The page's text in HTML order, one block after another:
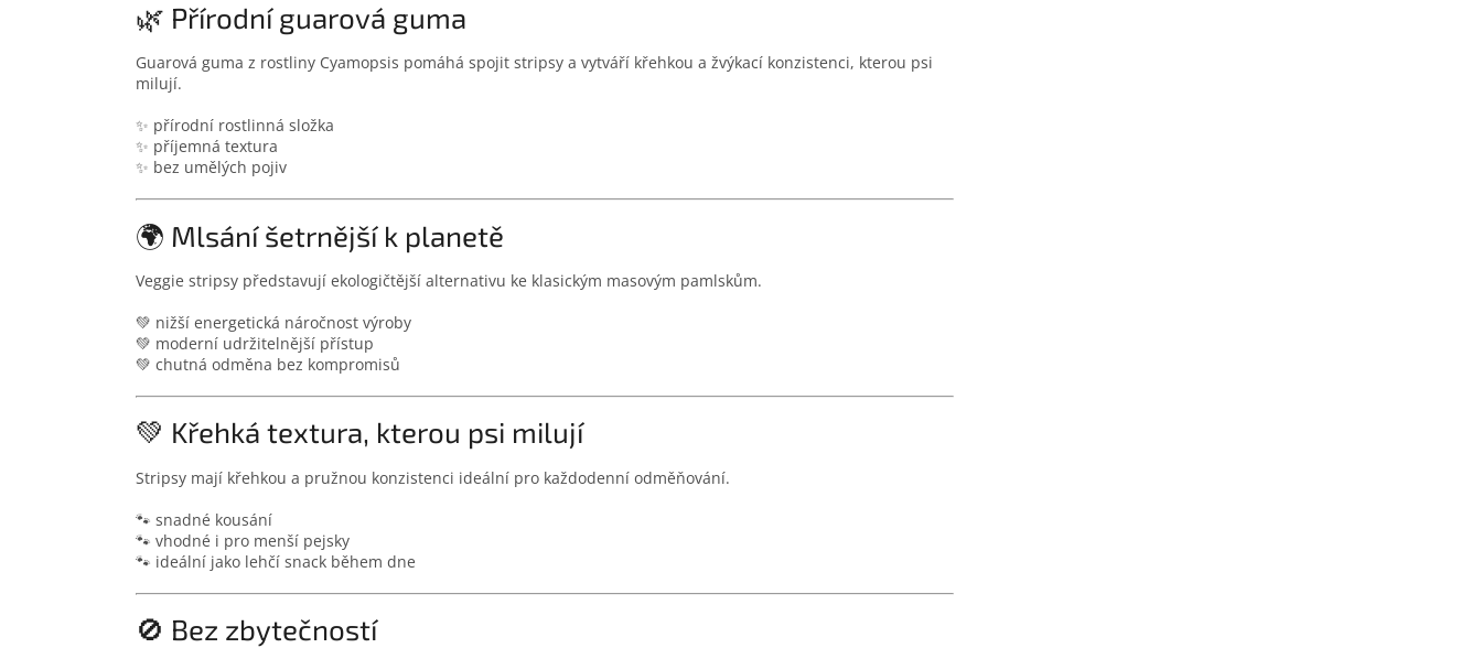
🌿 Přírodní guarová guma
Guarová guma z rostliny Cyamopsis pomáhá spojit stripsy a vytváří křehkou a žvýkací konzistenci, kterou psi
milují.
✨ přírodní rostlinná složka
✨ příjemná textura
✨ bez umělých pojiv
🌍 Mlsání šetrnější k planetě
Veggie stripsy představují ekologičtější alternativu ke klasickým masovým pamlskům.
💚 nižší energetická náročnost výroby
💚 moderní udržitelnější přístup
💚 chutná odměna bez kompromisů
💚 Křehká textura, kterou psi milují
Stripsy mají křehkou a pružnou konzistenci ideální pro každodenní odměňování.
🐾 snadné kousání
🐾 vhodné i pro menší pejsky
🐾 ideální jako lehčí snack během dne
🚫 Bez zbytečností